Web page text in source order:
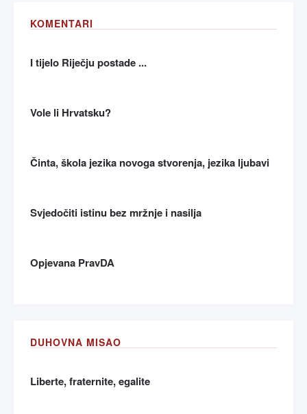
KOMENTARI
I tijelo Riječju postade ...
Vole li Hrvatsku?
Činta, škola jezika novoga stvorenja, jezika ljubavi
Svjedočiti istinu bez mržnje i nasilja
Opjevana PravDA
DUHOVNA MISAO
Liberte, fraternite, egalite